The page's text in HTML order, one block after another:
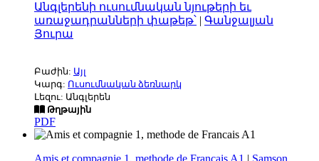
Անգլերենի ուսումնական նյութերի եւ
առաջադրանների փաթեթ՝ | Գանջալյան
Յուրա
Բաժին: Այլ
Կարգ: Ուսումնական ձեռնարկ
Լեզու: Անգլերեն
Թղթային
PDF